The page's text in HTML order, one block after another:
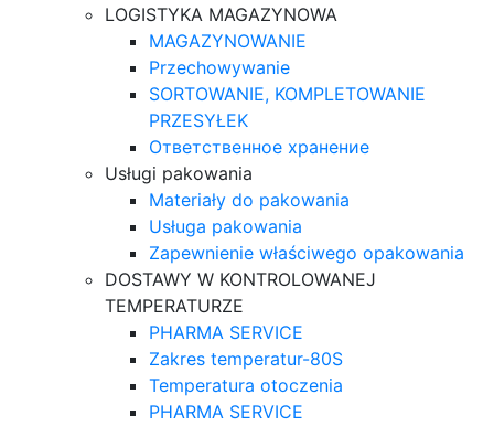
LOGISTYKA MAGAZYNOWA
MAGAZYNOWANIE
Przechowywanie
SORTOWANIE, KOMPLETOWANIE
PRZESYŁEK
Ответственное хранение
Usługi pakowania
Materiały do pakowania
Usługa pakowania
Zapewnienie właściwego opakowania
DOSTAWY W KONTROLOWANEJ
TEMPERATURZE
PHARMA SERVICE
Zakres temperatur-80S
Temperatura otoczenia
PHARMA SERVICE